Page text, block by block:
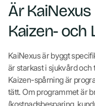
Är
Kaizen- och
KaiNexus är byggt
är starkast i sjukvård
Kaizen-spårning är
tätt. Om programmet är
(kostnadsbesparing,